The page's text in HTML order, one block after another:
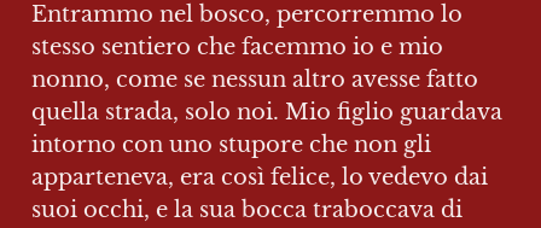
Entrammo nel bosco, percorremmo lo
stesso sentiero che facemmo io e mio
nonno, come se nessun altro avesse fatto
quella strada, solo noi. Mio figlio guardava
intorno con uno stupore che non gli
apparteneva, era così felice, lo vedevo dai
suoi occhi, e la sua bocca traboccava di